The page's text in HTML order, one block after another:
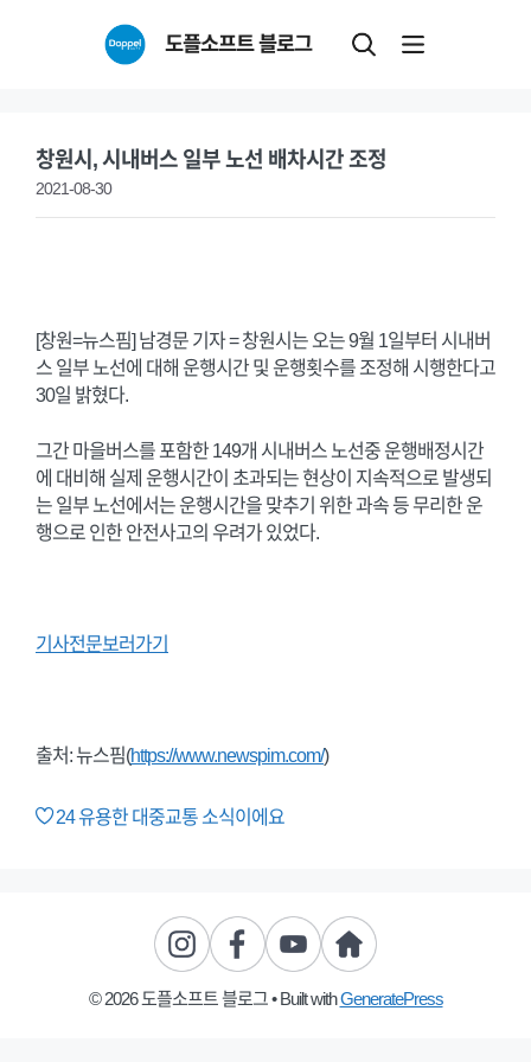
도플소프트 블로그
창원시, 시내버스 일부 노선 배차시간 조정
2021-08-30
[창원=뉴스핌] 남경문 기자 = 창원시는 오는 9월 1일부터 시내버
스 일부 노선에 대해 운행시간 및 운행횟수를 조정해 시행한다고
30일 밝혔다.
그간 마을버스를 포함한 149개 시내버스 노선중 운행배정시간
에 대비해 실제 운행시간이 초과되는 현상이 지속적으로 발생되
는 일부 노선에서는 운행시간을 맞추기 위한 과속 등 무리한 운
행으로 인한 안전사고의 우려가 있었다.
기사전문보러가기
출처: 뉴스핌(https://www.newspim.com/)
24유용한 대중교통 소식이에요
© 2026 도플소프트 블로그• Built withGeneratePress